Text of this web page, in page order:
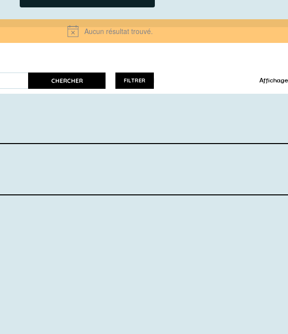
Notice
Aucun résultat trouvé.
CHERCHER FILTRER